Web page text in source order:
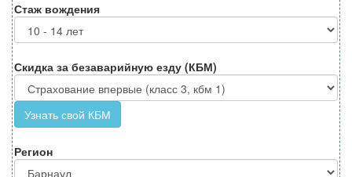
Стаж вождения
Скидка за безаварийную езду (КБМ)
Узнать свой КБМ
Регион